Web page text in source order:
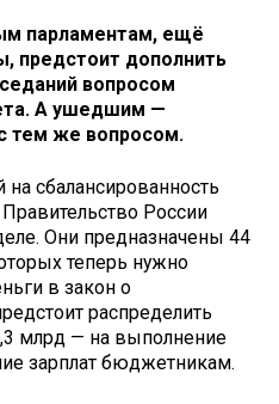
парламентам, ещё
предстоит дополнить
вопросом
А ушедшим —
тем же вопросом.
сбалансированность
России
Они предназначены 44
теперь нужно
в закон о
распределить
млрд — на выполнение
зарплат бюджетникам.